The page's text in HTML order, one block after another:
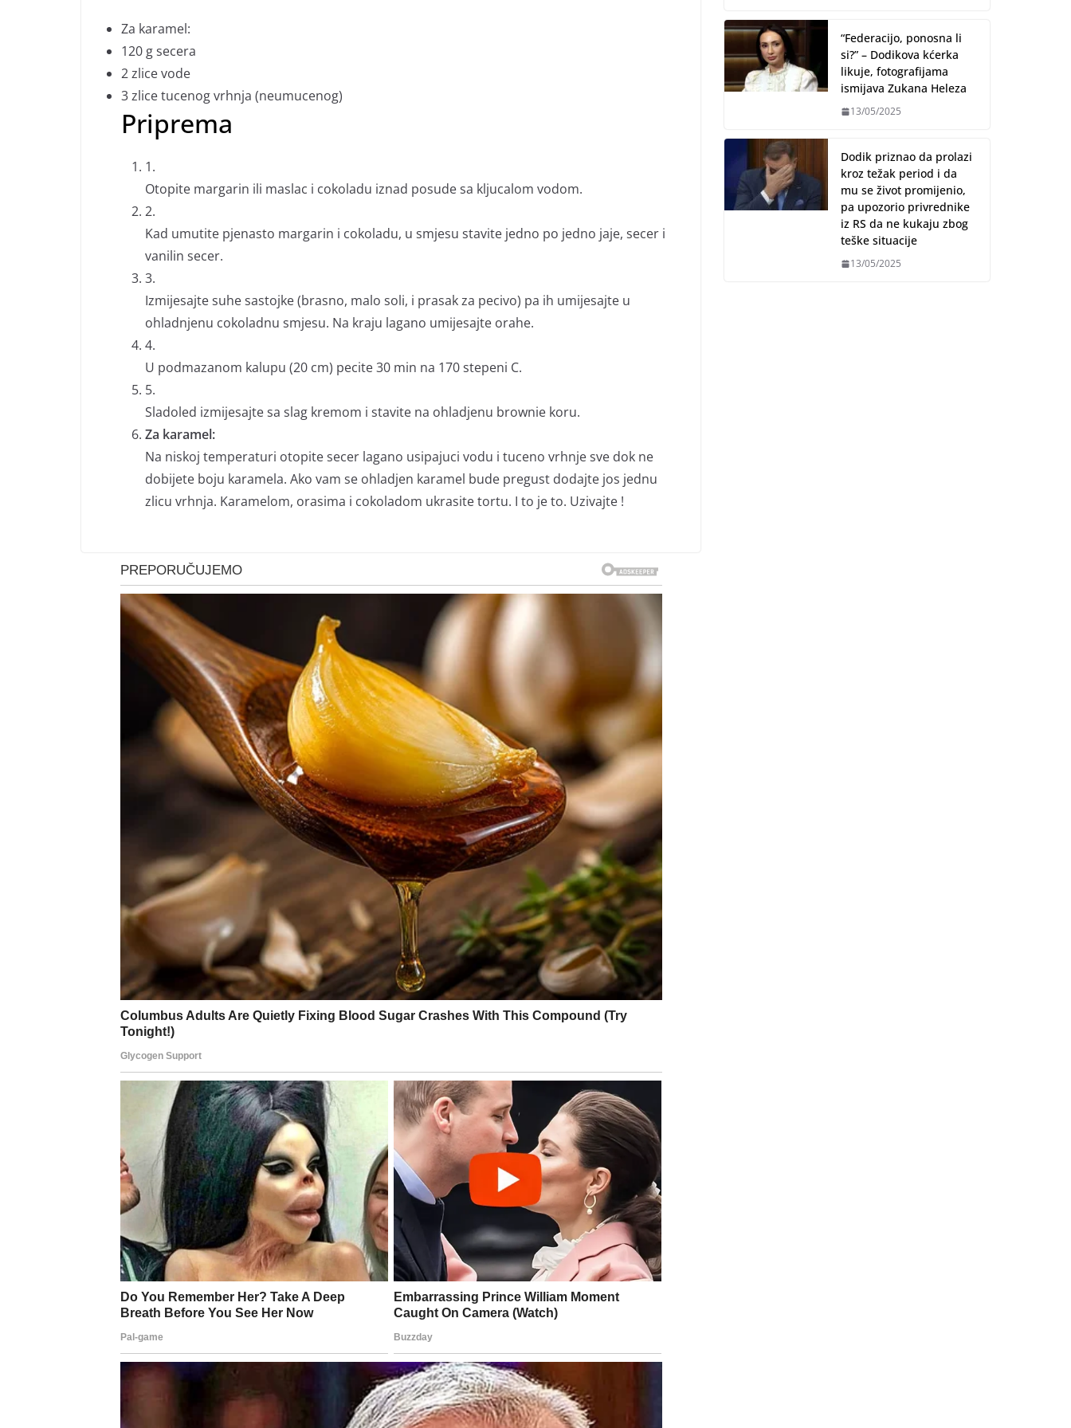
Za karamel:
120 gsecera
2zlice vode
3zlice tucenog vrhnja (neumucenog)
Priprema
1.
Otopite margarin ili maslac i cokoladu iznad posude sa kljucalom vodom.
2.
Kad umutite pjenasto margarin i cokoladu, u smjesu stavite jedno po jedno jaje, secer i
vanilin secer.
3.
Izmijesajte suhe sastojke (brasno, malo soli, i prasak za pecivo) pa ih umijesajte u
ohladnjenu cokoladnu smjesu. Na kraju lagano umijesajte orahe.
4.
U podmazanom kalupu (20 cm) pecite 30 min na 170 stepeni C.
5.
Sladoled izmijesajte sa slag kremom i stavite na ohladjenu brownie koru.
Za karamel:
Na niskoj temperaturi otopite secer lagano usipajuci vodu i tuceno vrhnje sve dok ne
dobijete boju karamela. Ako vam se ohladjen karamel bude pregust dodajte jos jednu
zlicu vrhnja. Karamelom, orasima i cokoladom ukrasite tortu. I to je to. Uzivajte !
“Federacijo, ponosna li
si?” – Dodikova kćerka
likuje, fotografijama
ismijava Zukana Heleza
13/05/2025
Dodik priznao da prolazi
kroz težak period i da
mu se život promijenio,
pa upozorio privrednike
iz RS da ne kukaju zbog
teške situacije
13/05/2025